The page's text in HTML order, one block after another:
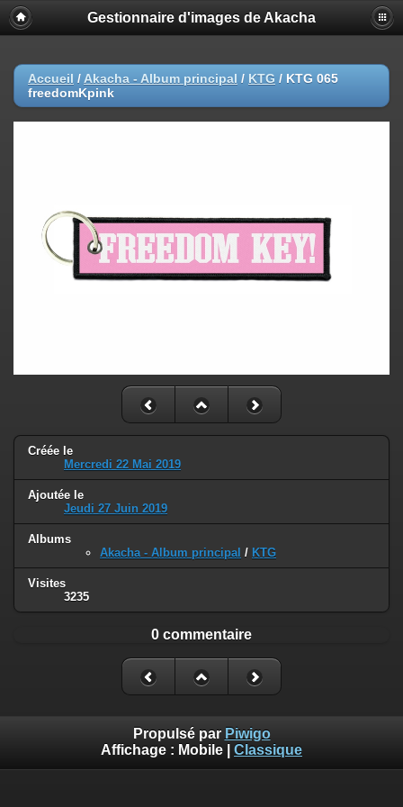
Gestionnaire d'images de Akacha
Accueil / Akacha - Album principal / KTG / KTG 065
freedomKpink
Créée le
Mercredi 22 Mai 2019
Ajoutée le
Jeudi 27 Juin 2019
Albums
Akacha - Album principal / KTG
Visites
3235
0 commentaire
Propulsé par Piwigo
Affichage : Mobile Classique